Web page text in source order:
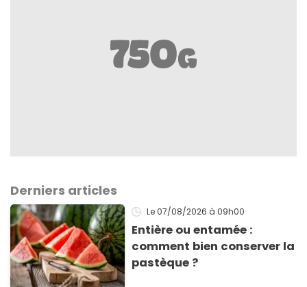
Derniers articles
Le 07/08/2026 à 09h00
Entière ou entamée :
comment bien conserver la
pastèque ?